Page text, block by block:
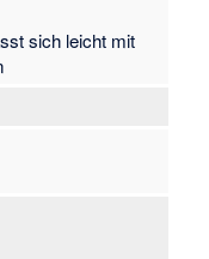
sich leicht mit